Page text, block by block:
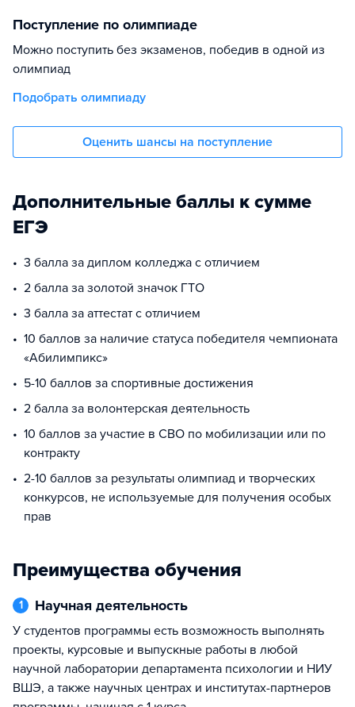
Поступление по олимпиаде
Можно поступить без экзаменов, победив в одной из
олимпиад
Подобрать олимпиаду
Оценить шансы на поступление
Дополнительные баллы к сумме
ЕГЭ
3 балла за диплом колледжа с отличием
2 балла за золотой значок ГТО
3 балла за аттестат с отличием
10 баллов за наличие статуса победителя чемпионата
«Абилимпикс»
5-10 баллов за спортивные достижения
2 балла за волонтерская деятельность
10 баллов за участие в СВО по мобилизации или по
контракту
2-10 баллов за результаты олимпиад и творческих
конкурсов, не используемые для получения особых
прав
Преимущества обучения
1 Научная деятельность
У студентов программы есть возможность выполнять
проекты, курсовые и выпускные работы в любой
научной лаборатории департамента психологии и НИУ
ВШЭ, а также научных центрах и институтах-партнеров